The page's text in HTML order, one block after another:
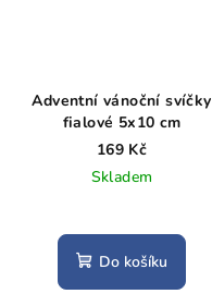
Adventní vánoční svíčky
fialové 5x10 cm
169 Kč
Skladem
Do košíku